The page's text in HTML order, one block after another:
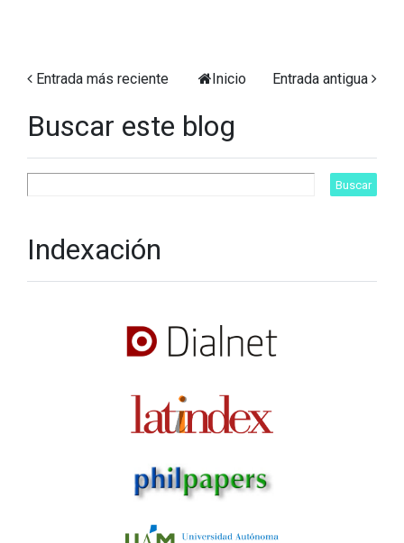
Entrada más reciente Entrada antigua
Inicio
Buscar este blog
Indexación